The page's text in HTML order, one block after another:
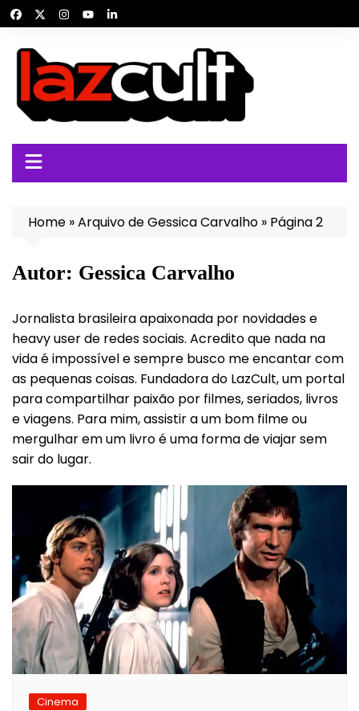
para
conteúdo
Home »Arquivo de Gessica Carvalho » Página 2
Autor: Gessica Carvalho
Jornalista brasileira apaixonada por novidades e
heavy user de redes sociais. Acredito que nada na
vida é impossível e sempre busco me encantar com
as pequenas coisas. Fundadora do LazCult, um portal
para compartilhar paixão por filmes, seriados, livros
e viagens. Para mim, assistir a um bom filme ou
mergulhar em um livro é uma forma de viajar sem
sair do lugar.
Cinema